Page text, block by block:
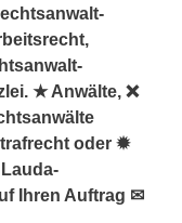
★ Anwälte, ❌
oder ✹
Ihren Auftrag ✉